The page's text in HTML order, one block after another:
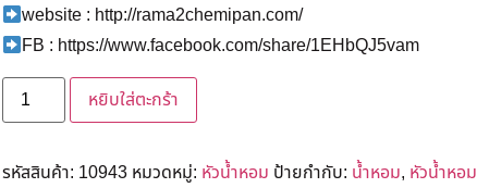
website : http://rama2chemipan.com/
FB : https://www.facebook.com/share/1EHbQJ5vam
หยิบใส่ตะกร้า
รหัสสินค้า: 10943 หมวดหมู่: หัวน้ำหอม ป้ายกำกับ: น้ำหอม, หัวน้ำหอม